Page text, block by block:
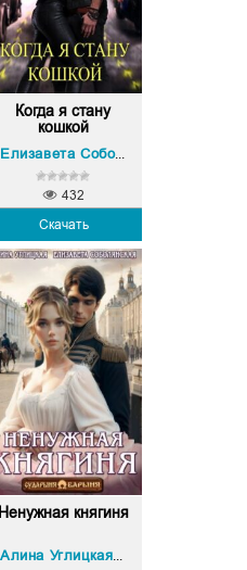
Когда я стану
кошкой
Елизавета Соболянская
Скачать
432
Ненужная княгиня
Алина Углицкая
,Елизавета